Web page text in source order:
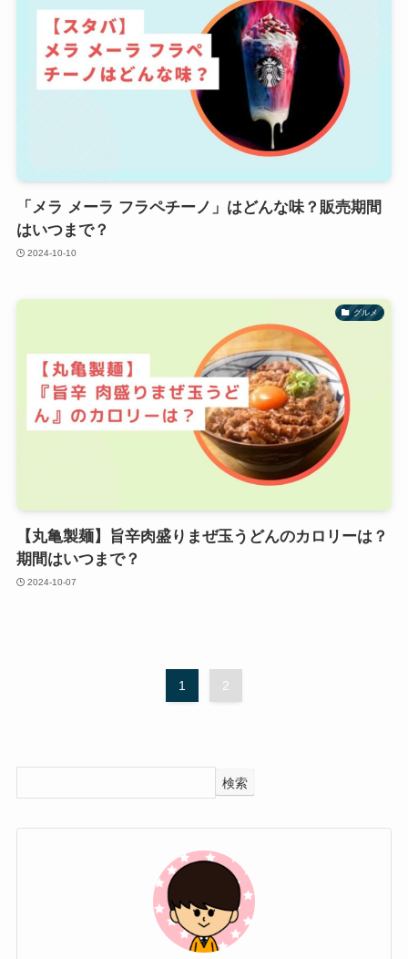
「メラ メーラ フラペチーノ」はどんな味？販売期間
はいつまで？
2024-10-10
グルメ
【丸亀製麺】旨辛肉盛りまぜ玉うどんのカロリーは？
期間はいつまで？
2024-10-07
1 2
検索